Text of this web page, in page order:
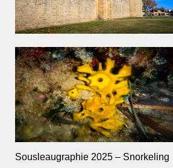
Sousleaugraphie 2025 – Snorkeling